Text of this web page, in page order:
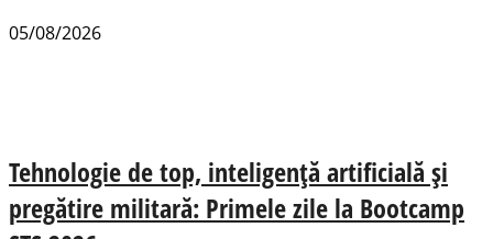
05/08/2026
Tehnologie de top, inteligență artificială și
pregătire militară: Primele zile la Bootcamp